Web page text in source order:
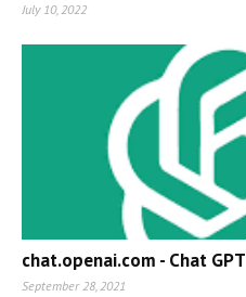
July 10, 2022
chat.openai.com - Chat GPT
September 28, 2021